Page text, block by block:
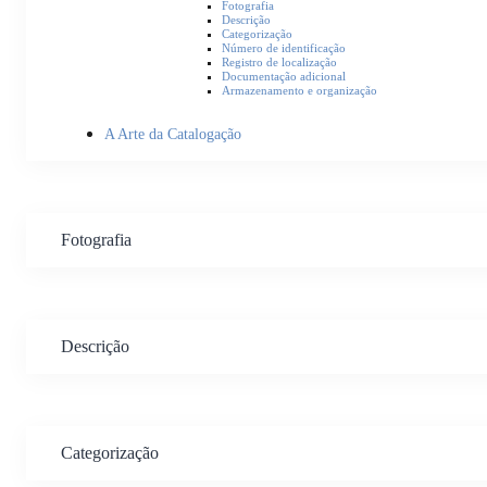
Fotografia
Descrição
Categorização
Número de identificação
Registro de localização
Documentação adicional
Armazenamento e organização
A Arte da Catalogação
Fotografia
Descrição
Categorização